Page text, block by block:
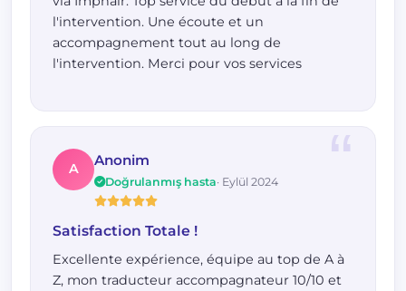
l'intervention. Une écoute et un
accompagnement tout au long de
l'intervention. Merci pour vos services
A
Anonim
Doğrulanmış hasta· Eylül 2024
Satisfaction Totale !
Excellente expérience, équipe au top de A à
Z, mon traducteur accompagnateur 10/10 et